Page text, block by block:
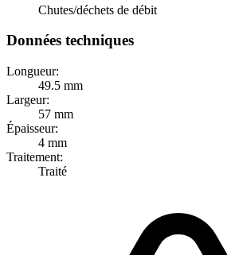
Chutes/déchets de débit
Données techniques
Longueur:
49.5 mm
Largeur:
57 mm
Épaisseur:
4 mm
Traitement:
Traité